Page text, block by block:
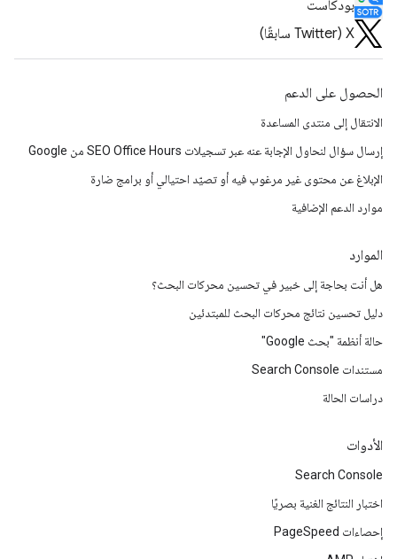
بودكاست
‫X ‏(Twitter سابقًا)
الحصول على الدعم
الانتقال إلى منتدى المساعدة
إرسال سؤال لنحاول الإجابة عنه عبر تسجيلات SEO Office Hours من Google
الإبلاغ عن محتوى غير مرغوب فيه أو تصيّد احتيالي أو برامج ضارة
موارد الدعم الإضافية
الموارد
هل أنت بحاجة إلى خبير في تحسين محركات البحث؟
دليل تحسين نتائج محركات البحث للمبتدئين
حالة أنظمة "بحث Google"
مستندات Search Console
دراسات الحالة
الأدوات
Search Console
اختبار النتائج الغنية بصريًا
إحصاءات PageSpeed